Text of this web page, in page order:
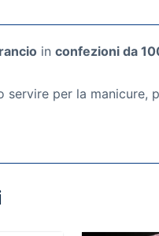
in confezioni da
servire per la manicure,